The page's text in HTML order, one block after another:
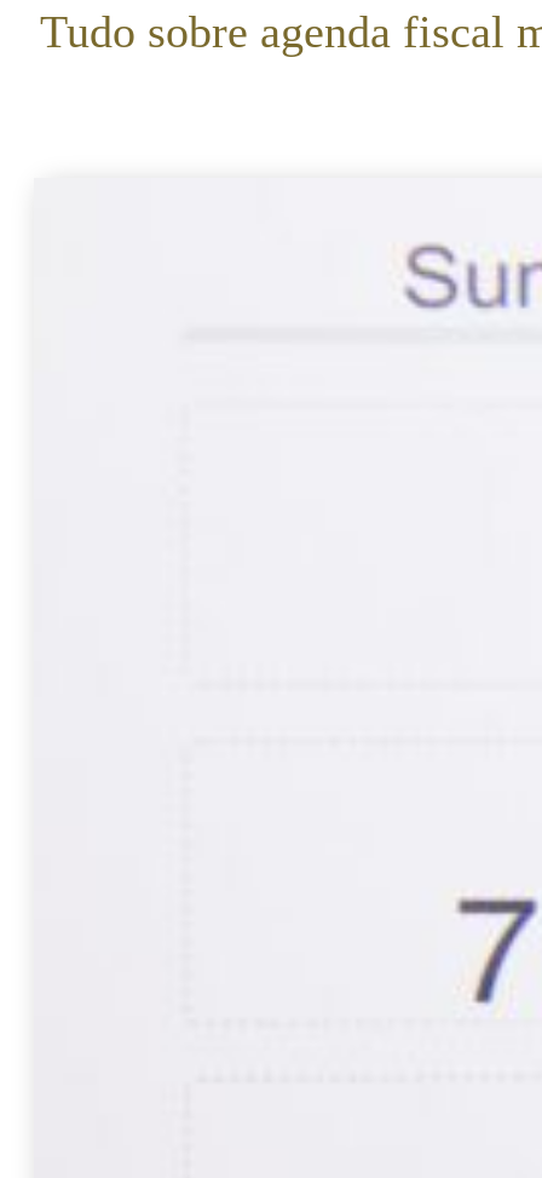
Tudo sobre agenda fiscal